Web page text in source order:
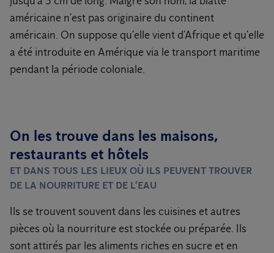
américaine n’est pas originaire du continent
américain. On suppose qu’elle vient d’Afrique et qu’elle
a été introduite en Amérique via le transport maritime
pendant la période coloniale.
On les trouve dans les maisons,
restaurants et hôtels
ET DANS TOUS LES LIEUX OÙ ILS PEUVENT TROUVER
DE LA NOURRITURE ET DE L’EAU
Ils se trouvent souvent dans les cuisines et autres
pièces où la nourriture est stockée ou préparée. Ils
sont attirés par les aliments riches en sucre et en